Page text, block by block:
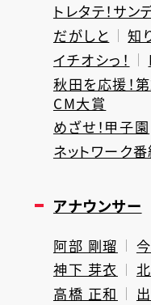
トレタテ！サン
だがしと
知
イチオシっ！
秋田を応援！
CM大賞
めざせ！甲子園
ネットワーク番
アナウンサー
阿部 剛瑠
神下 芽衣
高橋 正和